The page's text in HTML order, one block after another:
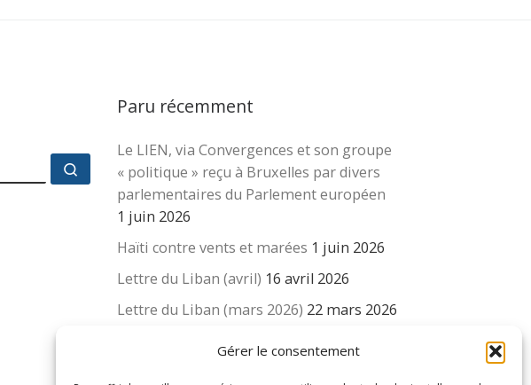
Gérer le consentement
Rechercher …
Paru récemment
Le LIEN, via Convergences et son groupe
« politique » reçu à Bruxelles par divers
parlementaires du Parlement européen
1 juin 2026
Haïti contre vents et marées 1 juin 2026
Lettre du Liban (avril) 16 avril 2026
Lettre du Liban (mars 2026) 22 mars 2026